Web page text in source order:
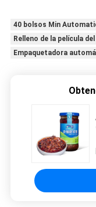
40 bolsos Min
Relleno de la película
Empaquetadora